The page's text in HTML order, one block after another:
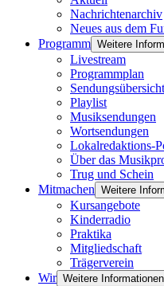
Nachrichtenarchiv
Neues aus dem
Programm Weitere
Livestream
Programmplan
Sendungsübersicht
Playlist
Musiksendungen
Wortsendungen
Lokalredaktions-
Über das
Trug und Schein
Mitmachen Weitere
Kursangebote
Kinderradio
Praktika
Mitgliedschaft
Trägerverein
Wir Weitere